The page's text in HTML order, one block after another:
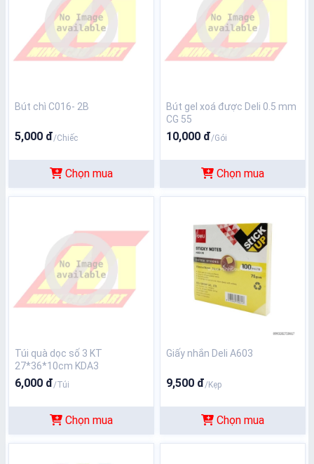
Bút chì C016- 2B
5,000 đ/Chiếc
Chọn mua
Bút gel xoá được Deli 0.5 mm
CG 55
10,000 đ/Gói
Chọn mua
Túi quà dọc số 3 KT
27*36*10cm KDA3
6,000 đ/Túi
Chọn mua
Giấy nhắn Deli A603
9,500 đ/Kẹp
Chọn mua